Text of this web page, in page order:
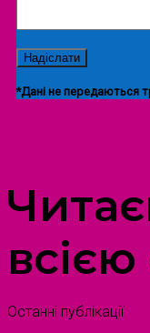
*Дані не передаються
всією
Останні публікації